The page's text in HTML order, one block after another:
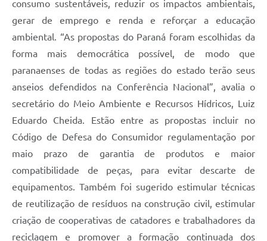
consumo sustentáveis, reduzir os impactos ambientais,
gerar de emprego e renda e reforçar a educação
ambiental. “As propostas do Paraná foram escolhidas da
forma mais democrática possível, de modo que
paranaenses de todas as regiões do estado terão seus
anseios defendidos na Conferência Nacional”, avalia o
secretário do Meio Ambiente e Recursos Hídricos, Luiz
Eduardo Cheida. Estão entre as propostas incluir no
Código de Defesa do Consumidor regulamentação por
maio prazo de garantia de produtos e maior
compatibilidade de peças, para evitar descarte de
equipamentos. Também foi sugerido estimular técnicas
de reutilização de resíduos na construção civil, estimular
criação de cooperativas de catadores e trabalhadores da
reciclagem e promover a formação continuada dos